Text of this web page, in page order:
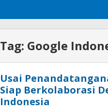
Tag: Google
Usai
Siap Berkolaborasi
Indonesia